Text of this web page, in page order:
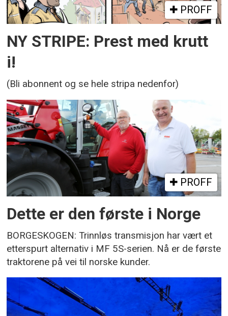
PROFF
NY STRIPE: Prest med krutt
i!
(Bli abonnent og se hele stripa nedenfor)
PROFF
Dette er den første i Norge
BORGESKOGEN: Trinnløs transmisjon har vært et
etterspurt alternativ i MF 5S-serien. Nå er de første
traktorene på vei til norske kunder.